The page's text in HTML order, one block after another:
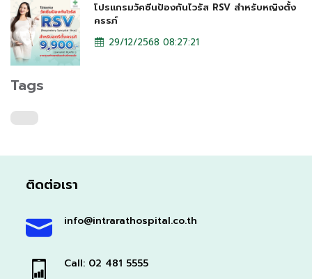
โปรแกรมวัคซีนป้องกันไวรัส RSV สำหรับหญิงตั้ง
ครรภ์
29/12/2568 08:27:21
Tags
ติดต่อเรา
info@intrarathospital.co.th
Call: 02 481 5555